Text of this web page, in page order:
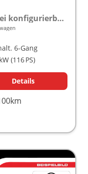
Essence Plus 1.0 TSI 115 PS frei konfigurierbar!
6-Gang
(116 PS)
Details